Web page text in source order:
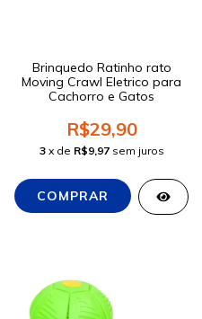
Brinquedo Ratinho rato
Moving Crawl Eletrico para
Cachorro e Gatos
R$29,90
3 x de R$9,97 sem juros